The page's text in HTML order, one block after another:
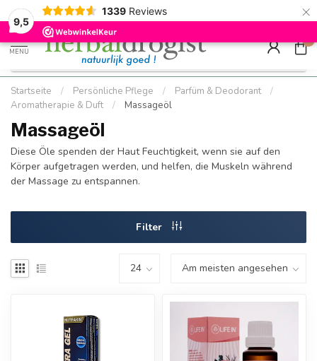
9,5
1339 Reviews ×
Kostenloser DE-Versand ab Mindestbestellwert |
Schnell geliefert
Minimum
Hızlı
MENU
0
Startseite / Persönliche Pflege / Parfüm & Deodorant
/
Aromatherapie & Duft
/ Massageöl
Massageöl
Diese Öle spenden der Haut Feuchtigkeit, wenn sie auf den
Körper aufgetragen werden, und helfen, die Muskeln während
der Massage zu entspannen.
Filter